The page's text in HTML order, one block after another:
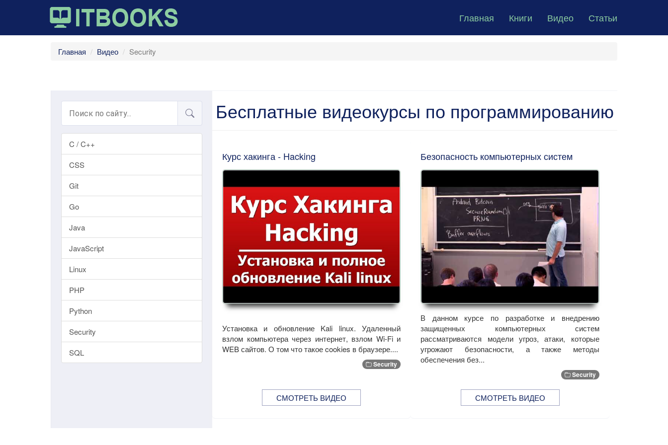
Главная Книги Видео Статьи
Главная Видео Security
C / C++
CSS
Git
Go
Java
JavaScript
Linux
PHP
Python
Security
SQL
Бесплатные видеокурсы по программированию
Курс хакинга - Hacking
Установка и обновление Kali linux. Удаленный
взлом компьютера через интернет, взлом Wi-Fi и
WEB сайтов. О том что такое cookies в браузере....
Security
СМОТРЕТЬ ВИДЕО
Безопасность компьютерных систем
В данном курсе по разработке и внедрению
защищенных компьютерных систем
рассматриваются модели угроз, атаки, которые
угрожают безопасности, а также методы
обеспечения без...
Security
СМОТРЕТЬ ВИДЕО